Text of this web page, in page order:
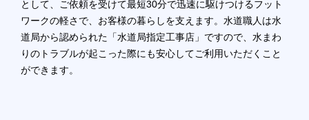
として、ご依頼を受けて最短30分で迅速に駆けつけるフット
ワークの軽さで、お客様の暮らしを支えます。水道職人は水
道局から認められた「水道局指定工事店」ですので、水まわ
りのトラブルが起こった際にも安心してご利用いただくこと
ができます。